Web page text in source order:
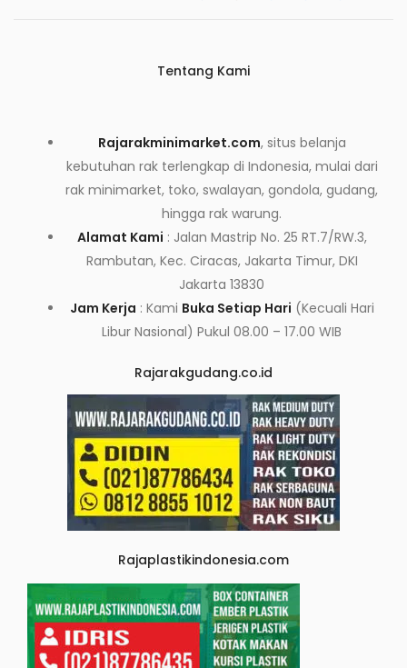
Tentang Kami
Rajarakminimarket.com, situs belanja
kebutuhan rak terlengkap di Indonesia, mulai dari
rak minimarket, toko, swalayan, gondola, gudang,
hingga rak warung.
Alamat Kami : Jalan Mastrip No. 25 RT.7/RW.3,
Rambutan, Kec. Ciracas, Jakarta Timur, DKI
Jakarta 13830
Jam Kerja : Kami Buka Setiap Hari (Kecuali Hari
Libur Nasional) Pukul 08.00 – 17.00 WIB
Rajarakgudang.co.id
Rajaplastikindonesia.com